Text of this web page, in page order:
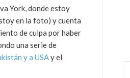
York, donde estoy
en la foto) y cuenta
de culpa por haber
una serie de
y a USAy el